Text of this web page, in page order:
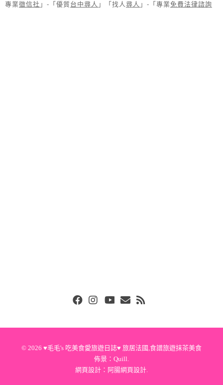
專業徵信社 」-「優質台中尋人 」「找人尋人 」-「專業免費法律諮詢
© 2026 ♥毛毛's 吃美食愛旅遊日誌♥ 旅居法國,食譜旅遊抹茶美食
佈景： Quill.
網頁設計： 阿腸網頁設計.